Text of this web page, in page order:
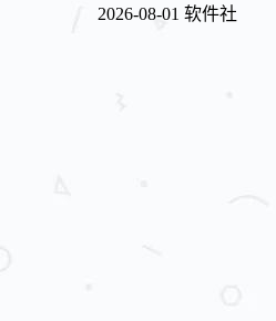
2026-08-01 软件社